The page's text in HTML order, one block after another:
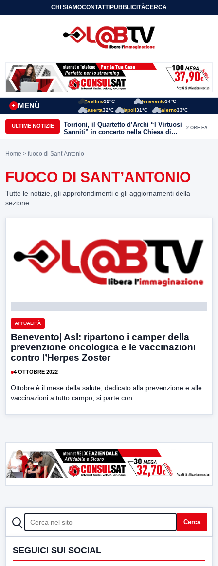
CHI SIAMOCONTATTIPUBBLICITÀCERCA
MENÙ
+
Avellino32°C Benevento34°C
Caserta32°C Napoli31°C Salerno33°C
ULTIME NOTIZIE
Torrioni, il Quartetto d’Archi “I Virtuosi
Sanniti” in concerto nella Chiesa di
San Michele Arcangelo
2 ORE FA
Home > fuoco di Sant’Antonio
FUOCO DI SANT’ANTONIO
Tutte le notizie, gli approfondimenti e gli aggiornamenti della
sezione.
ATTUALITÀ
Benevento| Asl: ripartono i camper della
prevenzione oncologica e le vaccinazioni
contro l’Herpes Zoster
4 OTTOBRE 2022
Ottobre è il mese della salute, dedicato alla prevenzione e alle
vaccinazioni a tutto campo, si parte con...
CERCA Cerca
SEGUICI SUI SOCIAL